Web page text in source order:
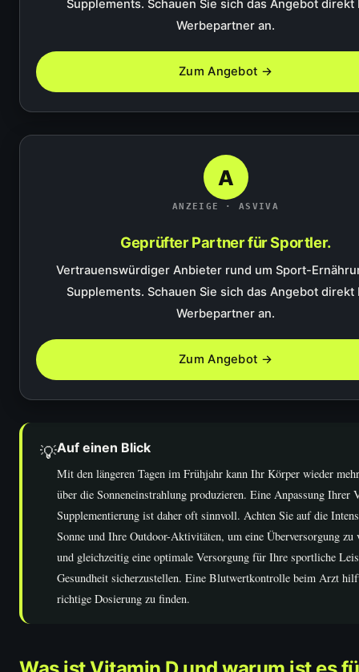
Supplements. Schauen Sie sich das Angebot direkt
Werbepartner an.
Zum Angebot →
A
ANZEIGE · ASVIVA
Geprüfter Partner für Sportler.
Vertrauenswürdiger Anbieter rund um Sport-
Supplements. Schauen Sie sich das Angebot direkt
Werbepartner an.
Zum Angebot →
💡Auf einen Blick
Mit den längeren Tagen im Frühjahr kann Ihr Körper wieder
über die Sonneneinstrahlung produzieren. Eine Anpassung Ihrer
Supplementierung ist daher oft sinnvoll. Achten Sie auf die
Sonne und Ihre Outdoor-Aktivitäten, um eine Überversorgung zu
und gleichzeitig eine optimale Versorgung für Ihre sportliche
Gesundheit sicherzustellen. Eine Blutwertkontrolle beim Arzt
richtige Dosierung zu finden.